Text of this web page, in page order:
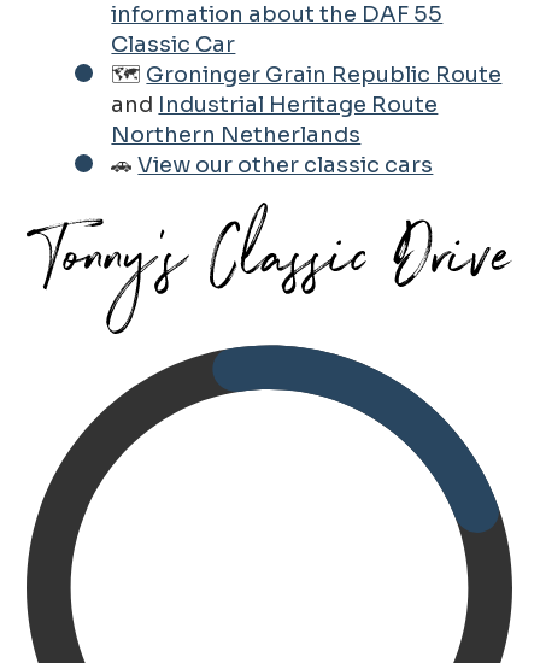
information about the DAF 55
Classic Car
🗺️ Groninger Grain Republic Route
and Industrial Heritage Route
Northern Netherlands
🚗View our other classic cars